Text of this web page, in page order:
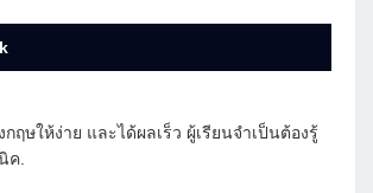
กฤษให้ง่าย และได้ผลเร็ว ผู้เรียนจำเป็นต้องรู้
ค.